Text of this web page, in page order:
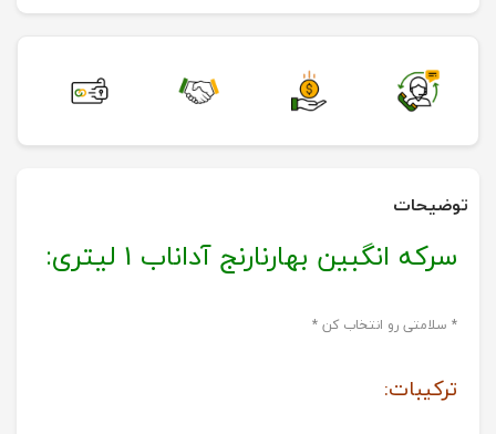
توضیحات
سرکه انگبین بهارنارنج آداناب 1 لیتری:
* سلامتی رو انتخاب کن *
ترکیبات: